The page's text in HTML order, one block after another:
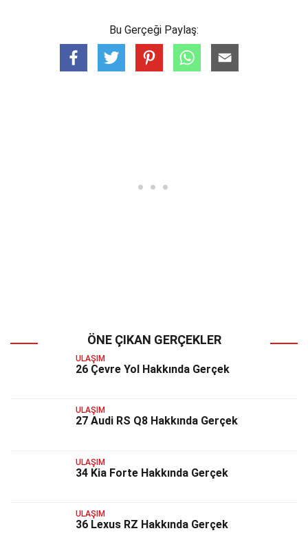
Bu Gerçeği Paylaş:
ÖNE ÇIKAN GERÇEKLER
ULAŞIM
26 Çevre Yol Hakkında Gerçek
ULAŞIM
27 Audi RS Q8 Hakkında Gerçek
ULAŞIM
34 Kia Forte Hakkında Gerçek
ULAŞIM
36 Lexus RZ Hakkında Gerçek